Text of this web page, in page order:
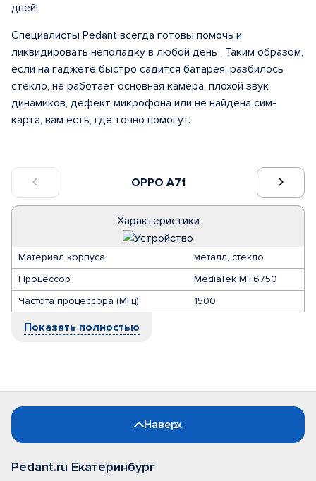
OPPO A71
Характеристики
Материал корпуса
металл, стекло
Процессор
MediaTek MT6750
Частота процессора (МГц)
1500
Показать полностью
дней!
Специалисты Pedant всегда готовы помочь и
ликвидировать неполадку в любой день . Таким образом,
если на гаджете быстро садится батарея, разбилось
стекло, не работает основная камера, плохой звук
динамиков, дефект микрофона или не найдена сим-
карта, вам есть, где точно помогут.
Наверх
Pedant.ru Екатеринбург